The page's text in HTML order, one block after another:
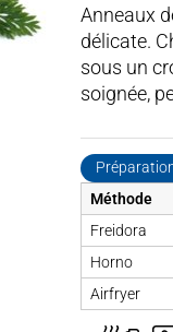
Anneaux
délicate.
sous un
soignée,
Méthode
Freidora
Horno
Airfryer